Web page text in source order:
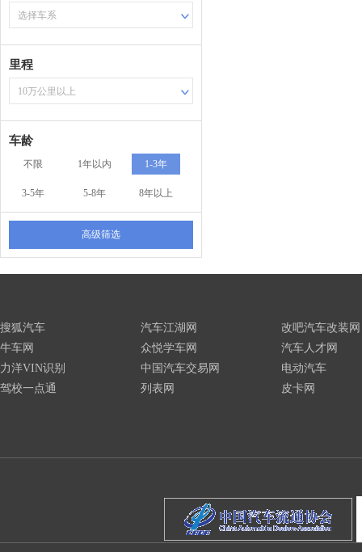
选择车系
里程
10万公里以上
车龄
不限 1年以内 1-3年
3-5年 5-8年 8年以上
高级筛选
搜狐汽车
牛车网
力洋VIN识别
驾校一点通
汽车江湖网
众悦学车网
中国汽车交易网
列表网
改吧汽车改装网
汽车人才网
电动汽车
皮卡网